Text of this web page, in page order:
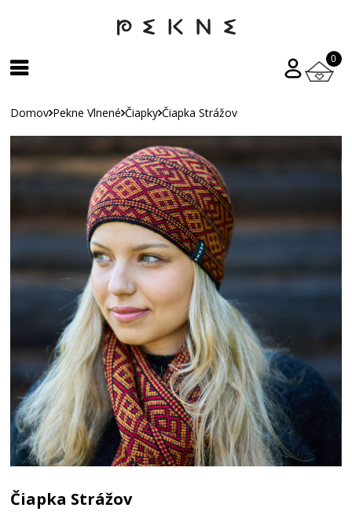
0
Domov Pekne Vlnené Čiapky Čiapka Strážov
Čiapka Strážov